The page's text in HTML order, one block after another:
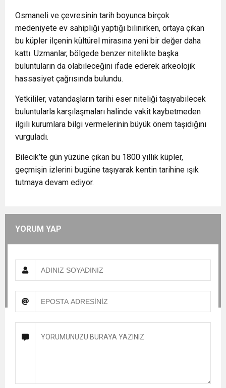
Osmaneli ve çevresinin tarih boyunca birçok
medeniyete ev sahipliği yaptığı bilinirken, ortaya çıkan
bu küpler ilçenin kültürel mirasına yeni bir değer daha
kattı. Uzmanlar, bölgede benzer nitelikte başka
buluntuların da olabileceğini ifade ederek arkeolojik
hassasiyet çağrısında bulundu.
Yetkililer, vatandaşların tarihi eser niteliği taşıyabilecek
buluntularla karşılaşmaları halinde vakit kaybetmeden
ilgili kurumlara bilgi vermelerinin büyük önem taşıdığını
vurguladı.
Bilecik’te gün yüzüne çıkan bu 1800 yıllık küpler,
geçmişin izlerini bugüne taşıyarak kentin tarihine ışık
tutmaya devam ediyor.
YORUM YAP